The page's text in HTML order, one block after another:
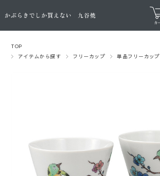
TOP
アイテムから探す
フリーカップ 単品フリーカップ